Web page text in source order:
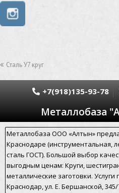
швеллер нержавеющий
уголок нержавеющий
уголок из нержавеющей стали
уголок из нержавейки
электросварная труба гост
электросварная
алюминиевый уголок
Сталь У7 круг
Металлобаза
+7(918)135-93-78
Металлобаза ООО «Алтын»
Краснодаре (инструментальная,
сталь ГОСТ). Большой выбор
выгодным ценам: Круги,
металлические заготовки. Услуги
Краснодар, ул. Е. Бершанской, 345/